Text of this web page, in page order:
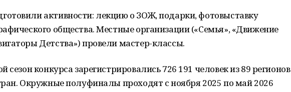
активности: лекцию о ЗОЖ, подарки, фотовыставку
общества. Местные организации («Семья», «Движение
Детства») провели мастер-классы.
сезон конкурса зарегистрировались 726 191 человек из 89 регионов
Окружные полуфиналы проходят с ноября 2025 по май 2026